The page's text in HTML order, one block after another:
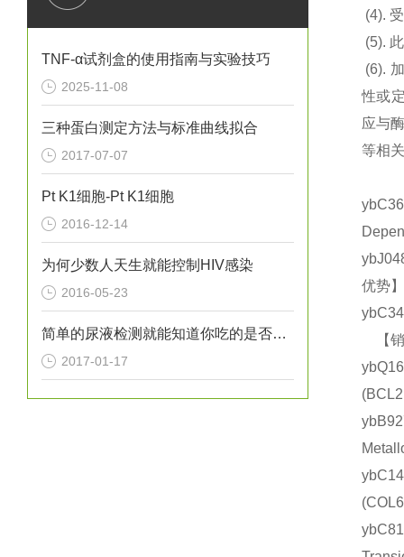
TNF-α试剂盒的使用指南与实验技巧
2025-11-08
三种蛋白测定方法与标准曲线拟合
2017-07-07
Pt K1细胞-Pt K1细胞
2016-12-14
为何少数人天生就能控制HIV感染
2016-05-23
简单的尿液检测就能知道你吃的是否健康？
2017-01-17
(4).
(5).
(6).
性或
应与
等相
优势
【销